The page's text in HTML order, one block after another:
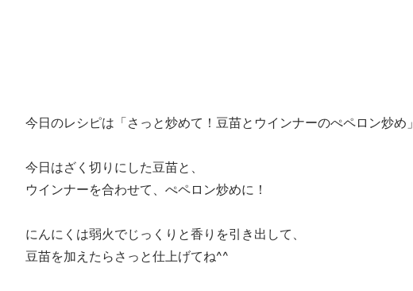
今日のレシピは「さっと炒めて！豆苗とウインナーのぺペロン炒め」
今日はざく切りにした豆苗と、
ウインナーを合わせて、ぺペロン炒めに！
にんにくは弱火でじっくりと香りを引き出して、
豆苗を加えたらさっと仕上げてね^^